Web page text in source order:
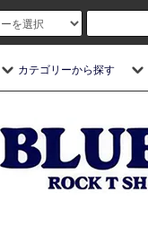
カテゴリーから探す